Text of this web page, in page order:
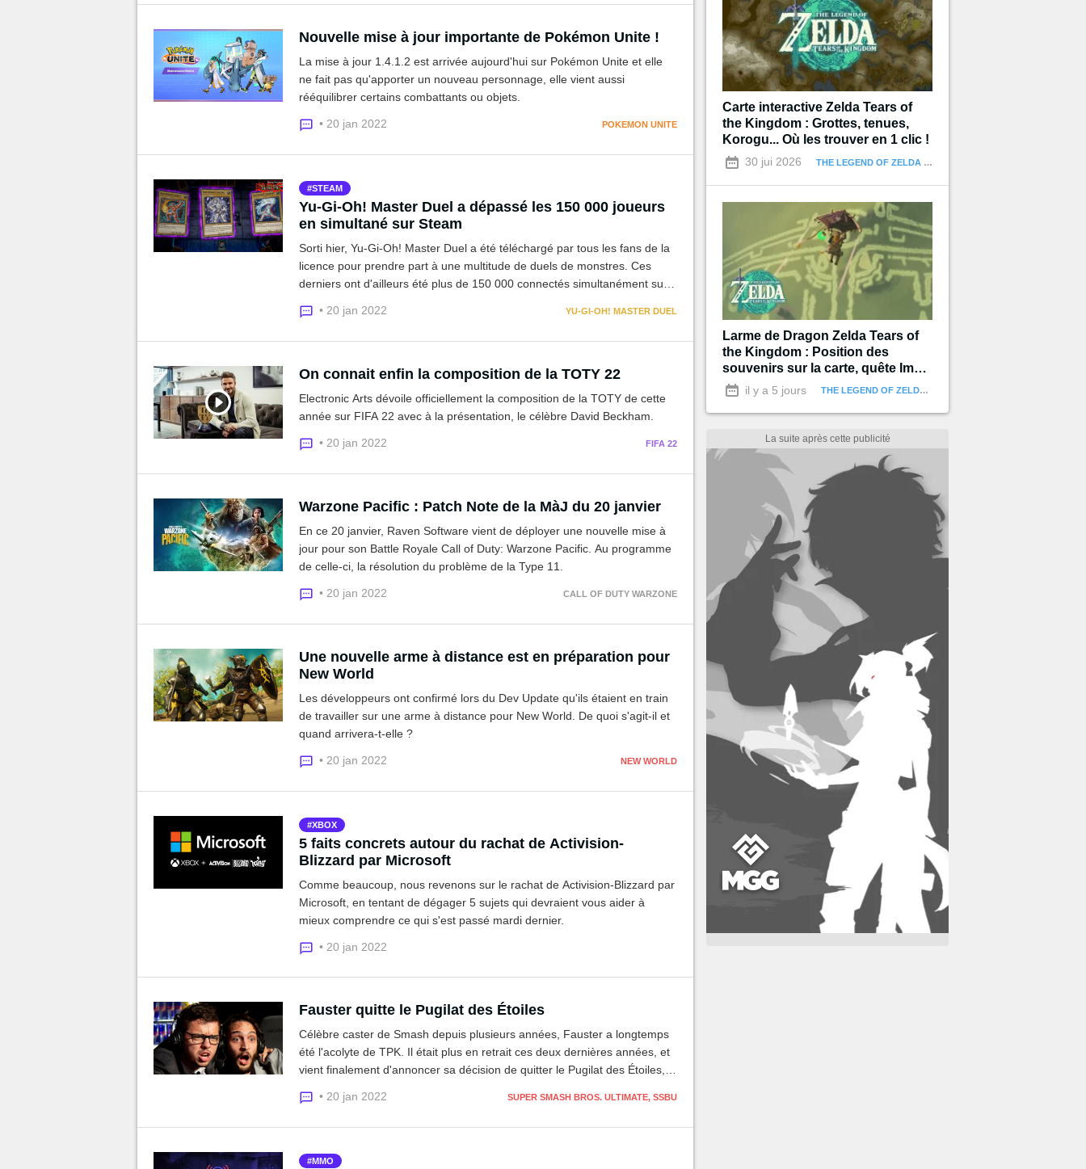
Nouvelle mise à jour importante de Pokémon Unite !
La mise à jour 1.4.1.2 est arrivée aujourd'hui sur Pokémon Unite et elle
ne fait pas qu'apporter un nouveau personnage, elle vient aussi
rééquilibrer certains combattants ou objets.
• 20 jan 2022 POKEMON UNITE
STEAM
Yu-Gi-Oh! Master Duel a dépassé les 150 000 joueurs
en simultané sur Steam
Sorti hier, Yu-Gi-Oh! Master Duel a été téléchargé par tous les fans de la
licence pour prendre part à une multitude de duels de monstres. Ces
derniers ont d'ailleurs été plus de 150 000 connectés simultanément sur
• 20 jan 2022 YU-GI-OH! MASTER DUEL
On connait enfin la composition de la TOTY 22
Electronic Arts dévoile officiellement la composition de la TOTY de cette
année sur FIFA 22 avec à la présentation, le célèbre David Beckham.
• 20 jan 2022 FIFA 22
Warzone Pacific : Patch Note de la MàJ du 20 janvier
En ce 20 janvier, Raven Software vient de déployer une nouvelle mise à
jour pour son Battle Royale Call of Duty: Warzone Pacific. Au programme
de celle-ci, la résolution du problème de la Type 11.
• 20 jan 2022 CALL OF DUTY WARZONE
Une nouvelle arme à distance est en préparation pour
New World
Les développeurs ont confirmé lors du Dev Update qu'ils étaient en train
de travailler sur une arme à distance pour New World. De quoi s'agit-il et
quand arrivera-t-elle ?
• 20 jan 2022 NEW WORLD
XBOX
5 faits concrets autour du rachat de Activision-
Blizzard par Microsoft
Comme beaucoup, nous revenons sur le rachat de Activision-Blizzard par
Microsoft, en tentant de dégager 5 sujets qui devraient vous aider à
mieux comprendre ce qui s'est passé mardi dernier.
• 20 jan 2022
Fauster quitte le Pugilat des Étoiles
Célèbre caster de Smash depuis plusieurs années, Fauster a longtemps
été l'acolyte de TPK. Il était plus en retrait ces deux dernières années, et
vient finalement d'annoncer sa décision de quitter le Pugilat des Étoiles,
• 20 jan 2022 SUPER SMASH BROS. ULTIMATE, SSBU
MMO
Carte interactive Zelda Tears of
the Kingdom : Grottes, tenues,
Korogu... Où les trouver en 1 clic !
30 jui 2026 THE LEGEND OF ZELDA : TEARS OF THE KINGDOM
Larme de Dragon Zelda Tears of
the Kingdom : Position des
souvenirs sur la carte, quête Impa
et les Géoglyphes
il y a 5 jours THE LEGEND OF ZELDA : TEARS OF THE KINGDOM